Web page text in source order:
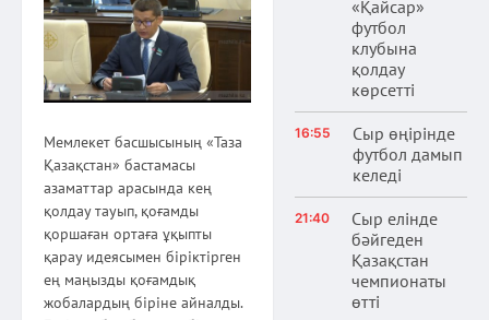
Мемлекет басшысының «Таза
Қазақстан» бастамасы
азаматтар арасында кең
қолдау тауып, қоғамды
қоршаған ортаға ұқыпты
қарау идеясымен біріктірген
ең маңызды қоғамдық
жобалардың біріне айналды.
«Қайсар»
футбол
клубына
қолдау
көрсетті
16:55
Сыр өңірінде
футбол дамып
келеді
21:40
Сыр елінде
бәйгеден
Қазақстан
чемпионаты
өтті